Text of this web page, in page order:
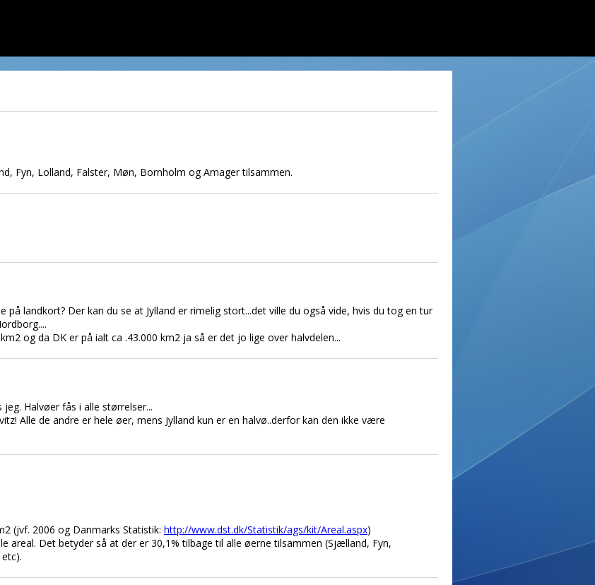
Fyn, Lolland, Falster, Møn, Bornholm og Amager tilsammen.
landkort? Der kan du se at Jylland er rimelig stort...det ville du også vide, hvis du tog en tur
og da DK er på ialt ca .43.000 km2 ja så er det jo lige over halvdelen...
Halvøer fås i alle størrelser...
Alle de andre er hele øer, mens Jylland kun er en halvø..derfor kan den ikke være
(jvf. 2006 og Danmarks Statistik: http://www.dst.dk/Statistik/ags/kit/Areal.aspx)
areal. Det betyder så at der er 30,1% tilbage til alle øerne tilsammen (Sjælland, Fyn,